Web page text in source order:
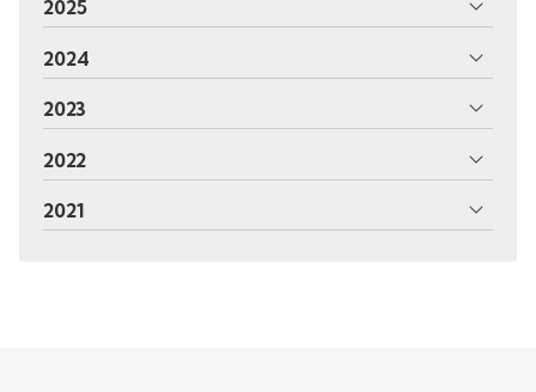
2025
2024
2023
2022
2021